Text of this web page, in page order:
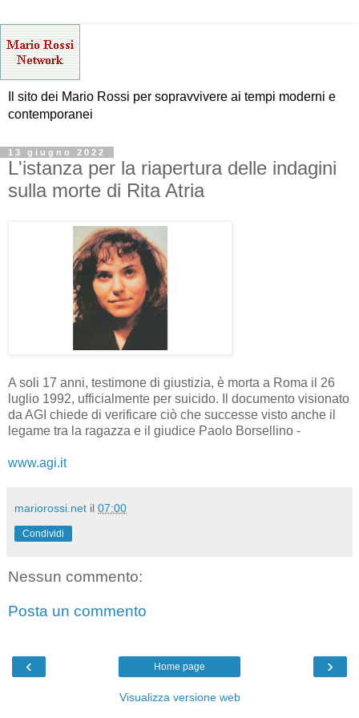
Il sito dei Mario Rossi per sopravvivere ai tempi moderni e
contemporanei
13 giugno 2022
L'istanza per la riapertura delle indagini
sulla morte di Rita Atria
A soli 17 anni, testimone di giustizia, è morta a Roma il 26
luglio 1992, ufficialmente per suicido. Il documento visionato
da AGI chiede di verificare ciò che successe visto anche il
legame tra la ragazza e il giudice Paolo Borsellino -
www.agi.it
mariorossi.net il 07:00
Condividi
Nessun commento:
Posta un commento
‹ ›
Home page
Visualizza versione web